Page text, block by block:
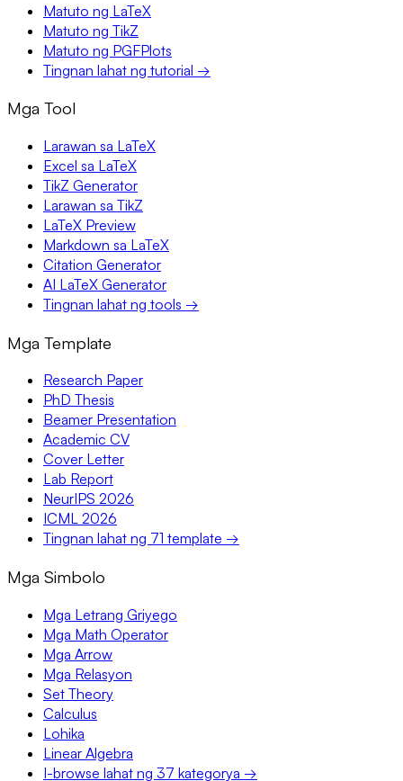
Matuto ng LaTeX
Matuto ng TikZ
Matuto ng PGFPlots
Tingnan lahat ng tutorial →
Mga Tool
Larawan sa LaTeX
Excel sa LaTeX
TikZ Generator
Larawan sa TikZ
LaTeX Preview
Markdown sa LaTeX
Citation Generator
AI LaTeX Generator
Tingnan lahat ng tools →
Mga Template
Research Paper
PhD Thesis
Beamer Presentation
Academic CV
Cover Letter
Lab Report
NeurIPS 2026
ICML 2026
Tingnan lahat ng 71 template →
Mga Simbolo
Mga Letrang Griyego
Mga Math Operator
Mga Arrow
Mga Relasyon
Set Theory
Calculus
Lohika
Linear Algebra
I-browse lahat ng 37 kategorya →